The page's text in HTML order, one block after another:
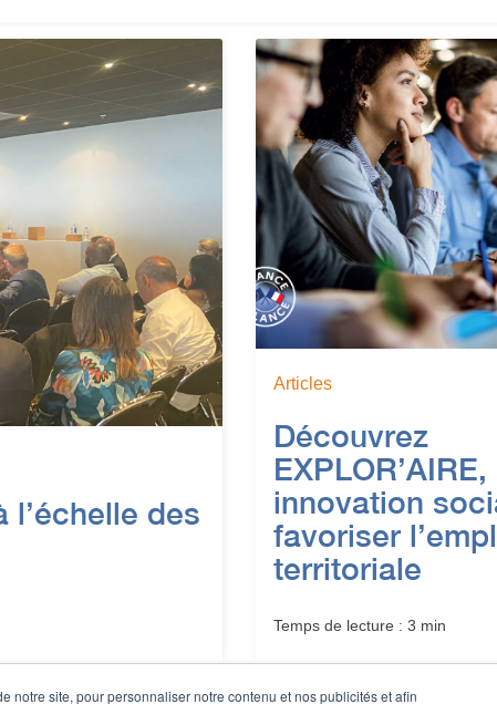
notre site, pour personnaliser notre contenu et nos publicités et afin
l’échelle des
Articles
Découvrez
innovation
favoriser
territoriale
Temps de lecture : 3 min